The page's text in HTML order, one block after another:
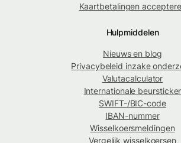
Kaartbetalingen
Hulpmiddelen
Nieuws en blog
Privacybeleid inzake
Valutacalculator
Internationale beursticker
SWIFT-/BIC-code
IBAN-nummer
Wisselkoersmeldingen
Vergelijk wisselkoersen